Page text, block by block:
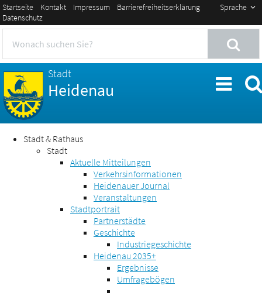
Sprache
Startseite Kontakt Impressum
Barrierefreiheitserklärung
Datenschutz
Stadt
Heidenau
Stadt & Rathaus
Stadt
Aktuelle Mitteilungen
Verkehrsinformationen
Heidenauer Journal
Veranstaltungen
Stadtportrait
Partnerstädte
Geschichte
Industriegeschichte
Heidenau 2035+
Ergebnisse
Umfragebögen